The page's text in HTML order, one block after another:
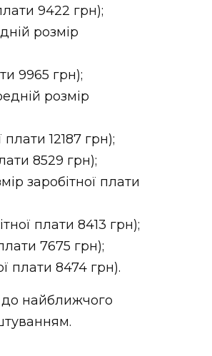
9422 грн);
розмір
9965 грн);
розмір
12187 грн);
8529 грн);
заробітної плати
плати 8413 грн);
7675 грн);
плати 8474 грн).
до найближчого